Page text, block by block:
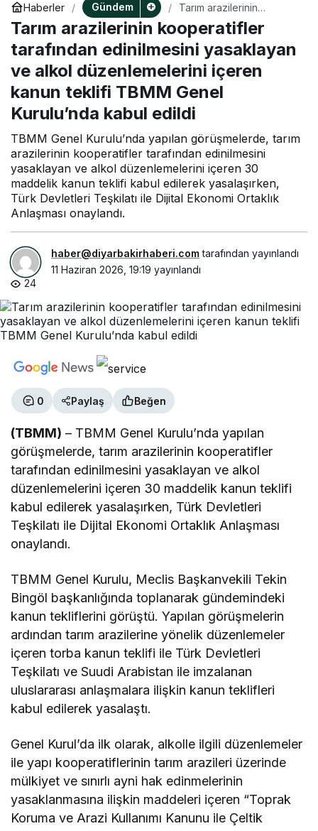
Haberler Gündem
Tarım arazilerinin
kooperatifler tarafından
edinilmesini yasaklayan
ve alkol düzenlemelerini
içeren kanun teklifi
TBMM Genel Kurulu’nda
kabul edildi
Tarım arazilerinin kooperatifler
tarafından edinilmesini yasaklayan
ve alkol düzenlemelerini içeren
kanun teklifi TBMM Genel
Kurulu’nda kabul edildi
TBMM Genel Kurulu’nda yapılan görüşmelerde, tarım
arazilerinin kooperatifler tarafından edinilmesini
yasaklayan ve alkol düzenlemelerini içeren 30
maddelik kanun teklifi kabul edilerek yasalaşırken,
Türk Devletleri Teşkilatı ile Dijital Ekonomi Ortaklık
Anlaşması onaylandı.
haber@diyarbakirhaberi.comtarafından yayınlandı
11 Haziran 2026, 19:19 yayınlandı
24
0 Paylaş Beğen
(TBMM) – TBMM Genel Kurulu’nda yapılan
görüşmelerde, tarım arazilerinin kooperatifler
tarafından edinilmesini yasaklayan ve alkol
düzenlemelerini içeren 30 maddelik kanun teklifi
kabul edilerek yasalaşırken, Türk Devletleri
Teşkilatı ile Dijital Ekonomi Ortaklık Anlaşması
onaylandı.
TBMM Genel Kurulu, Meclis Başkanvekili Tekin
Bingöl başkanlığında toplanarak gündemindeki
kanun tekliflerini görüştü. Yapılan görüşmelerin
ardından tarım arazilerine yönelik düzenlemeler
içeren torba kanun teklifi ile Türk Devletleri
Teşkilatı ve Suudi Arabistan ile imzalanan
uluslararası anlaşmalara ilişkin kanun teklifleri
kabul edilerek yasalaştı.
Genel Kurul’da ilk olarak, alkolle ilgili düzenlemeler
ile yapı kooperatiflerinin tarım arazileri üzerinde
mülkiyet ve sınırlı ayni hak edinmelerinin
yasaklanmasına ilişkin maddeleri içeren “Toprak
Koruma ve Arazi Kullanımı Kanunu ile Çeltik